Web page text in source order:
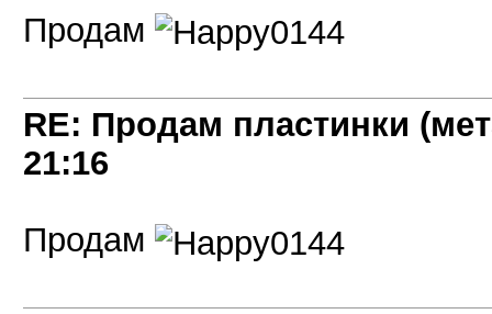
Продам
RE: Продам пластинки
21:16
Продам